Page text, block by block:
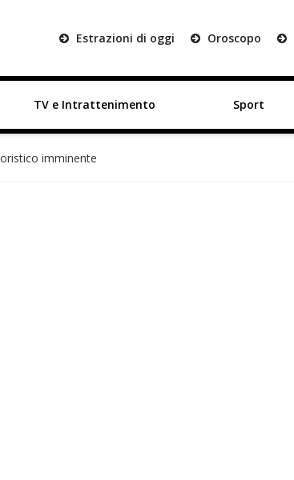
Estrazioni di oggi Oroscopo
TV e Intrattenimento Sport
imminente